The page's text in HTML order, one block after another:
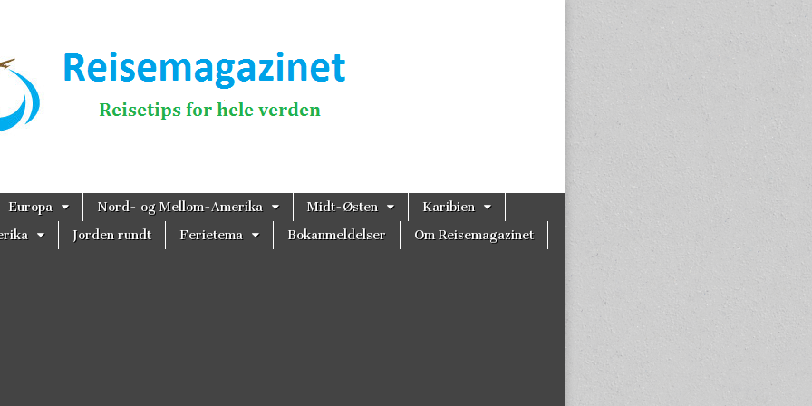
Europa Nord- og Mellom-Amerika Midt-Østen
Karibien
Jorden rundt Ferietema Bokanmeldelser Om Reisemagazinet